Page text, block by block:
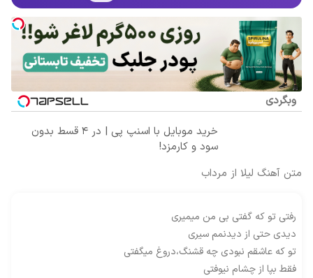
وبگردی
خرید موبایل با اسنپ پی | در ۴ قسط بدون
سود و کارمزد!
متن آهنگ لیلا از مرداب
رفتی تو که گفتی بی من میمیری
دیدی حتی از دیدنمم سیری
تو که عاشقم نبودی چه قشنگ،دروغ میگفتی
فقط بپا از چشام نیوفتی